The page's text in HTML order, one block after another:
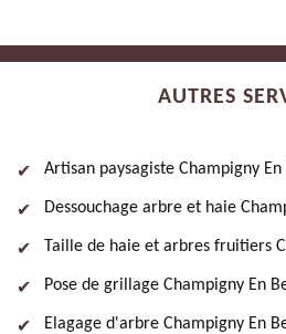
AUTRES
Artisan paysagiste Champigny En
Dessouchage arbre et haie
Taille de haie et arbres fruitiers
Pose de grillage Champigny En
Elagage d'arbre Champigny En